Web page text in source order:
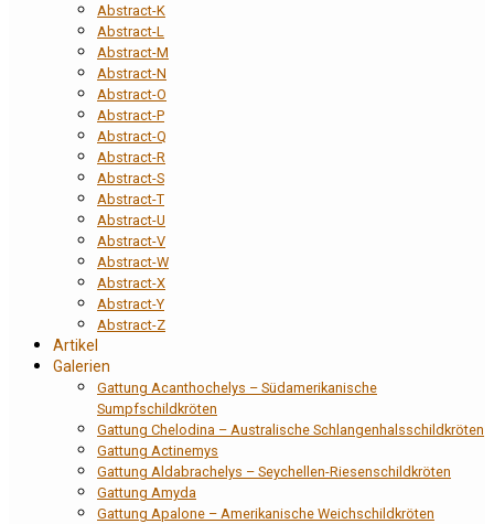
Abstract-K
Abstract-L
Abstract-M
Abstract-N
Abstract-O
Abstract-P
Abstract-Q
Abstract-R
Abstract-S
Abstract-T
Abstract-U
Abstract-V
Abstract-W
Abstract-X
Abstract-Y
Abstract-Z
Artikel
Galerien
Gattung Acanthochelys – Südamerikanische
Sumpfschildkröten
Gattung Chelodina – Australische Schlangenhalsschildkröten
Gattung Actinemys
Gattung Aldabrachelys – Seychellen-Riesenschildkröten
Gattung Amyda
Gattung Apalone – Amerikanische Weichschildkröten